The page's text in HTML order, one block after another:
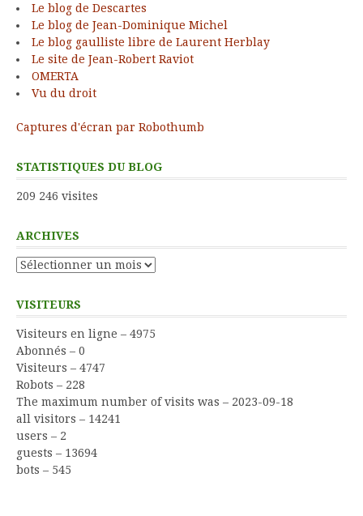
Le blog de Descartes
Le blog de Jean-Dominique Michel
Le blog gaulliste libre de Laurent Herblay
Le site de Jean-Robert Raviot
OMERTA
Vu du droit
Captures d'écran par Robothumb
STATISTIQUES DU BLOG
209 246 visites
ARCHIVES
Archives
VISITEURS
Visiteurs en ligne – 4975
Abonnés – 0
Visiteurs – 4747
Robots – 228
The maximum number of visits was – 2023-09-18
all visitors – 14241
users – 2
guests – 13694
bots – 545